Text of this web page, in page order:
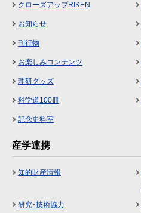
クローズアップRIKEN
お知らせ
刊行物
お楽しみコンテンツ
理研グッズ
科学道100冊
記念史料室
産学連携
知的財産情報
研究･技術協力